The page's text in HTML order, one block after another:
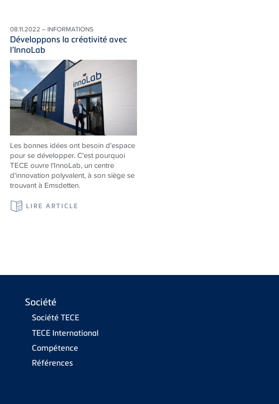
08.11.2022 – INFORMATIONS
Développons la créativité avec
l’InnoLab
Les bonnes idées ont besoin d'espace
pour se développer. C'est pourquoi
TECE ouvre l'InnoLab, un centre
d'innovation polyvalent, à son siège se
trouvant à Emsdetten.
LIRE ARTICLE
Société
Société TECE
TECE International
Compétence
Références